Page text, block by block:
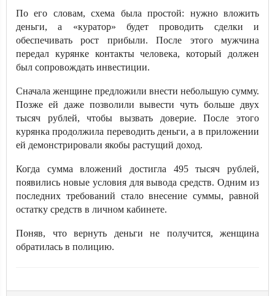
По его словам, схема была простой: нужно вложить
деньги, а «куратор» будет проводить сделки и
обеспечивать рост прибыли. После этого мужчина
передал курянке контакты человека, который должен
был сопровождать инвестиции.
Сначала женщине предложили внести небольшую сумму.
Позже ей даже позволили вывести чуть больше двух
тысяч рублей, чтобы вызвать доверие. После этого
курянка продолжила переводить деньги, а в приложении
ей демонстрировали якобы растущий доход.
Когда сумма вложений достигла 495 тысяч рублей,
появились новые условия для вывода средств. Одним из
последних требований стало внесение суммы, равной
остатку средств в личном кабинете.
Поняв, что вернуть деньги не получится, женщина
обратилась в полицию.